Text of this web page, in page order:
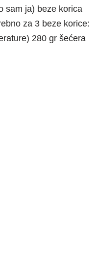
sam ja) beze korica
za 3 beze korice:
280 gr šećera